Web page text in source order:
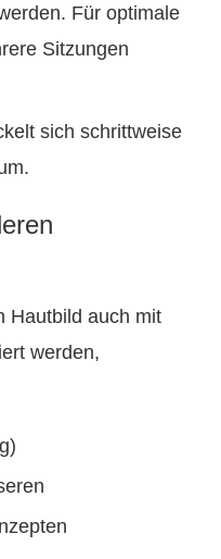
Für optimale
Sitzungen
sich schrittweise
Hautbild auch mit
werden,